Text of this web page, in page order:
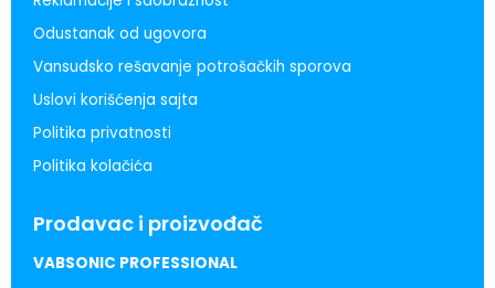
Odustanak od ugovora
Vansudsko rešavanje potrošačkih sporova
Uslovi korišćenja sajta
Politika privatnosti
Politika kolačića
Prodavac i proizvođač
VABSONIC PROFESSIONAL